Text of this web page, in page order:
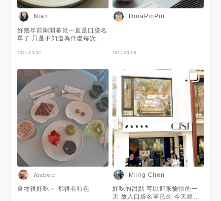
法式甜點 #cjsj法式甜點概念店
#蛋糕 #cake #afternoontea
#taichung
🚩 『CJSJ｜西區』 🏖台中市
西區向上路一段79巷72號 ⏱
12:00～18:30 📞 04-2301-
茶 #台中美食 #精緻料理 #台中
區甜點 #西區咖啡廳 #台中咖啡
廳 #dessert #cake
#yummyfood #taichungfood
#taiwanfood
Nian
好幾年前剛開幕就一直是口袋名
單了 只是不知道為什麼每次吃
午餐還意猶未盡 Google看到
一下店員很耐心的一組一組客人
接待、介紹、點餐、結帳才帶位
👍 本來很怕法式甜點會很甜的
結果意外的竟然都覺得是可以接
受的 而且搭上無糖拿鐵真的絕
配💪 ✨草莓baba 使用香水草
莓，整個蛋糕體都是浸滿草莓汁
濕潤口感單吃酸氣較重 但搭上
上面的鮮奶油一口挖到底 酸甜
度就平衡的很剛好 CHOCO 這
個真的做的太美， 進店裡第一
眼就被他吸引 原本看他全用巧
克力擔心很甜有點不敢點 後來
吃真的不會很甜 裡面帶有餅乾
口感，巧克力又濃郁 真的太好
吃🤤🤤🤤 ✨無糖拿鐵 我覺得咖
2021-03-30
DoraPinPin
2021-03-05
𝙰𝚖𝚋𝚎𝚛
食物很好吃～ 都很有特色
Mling Chen
好吃的甜點 可以迎來愉快的一
天 放入口袋名單已久 今天經過